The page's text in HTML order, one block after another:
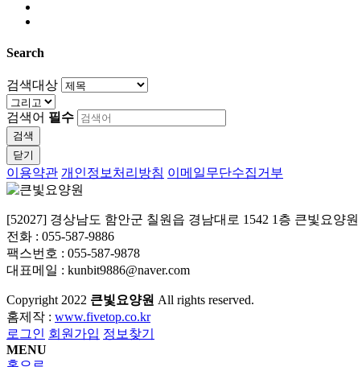
Search
검색대상
검색어 필수
검색
닫기
이용약관 개인정보처리방침 이메일무단수집거부
[52027] 경상남도 함안군 칠원읍 경남대로 1542 1층 큰빛요양원
전화 : 055-587-9886
팩스번호 : 055-587-9878
대표메일 : kunbit9886@naver.com
Copyright 2022 큰빛요양원 All rights reserved.
홈제작 : www.fivetop.co.kr
로그인 회원가입 정보찾기
MENU